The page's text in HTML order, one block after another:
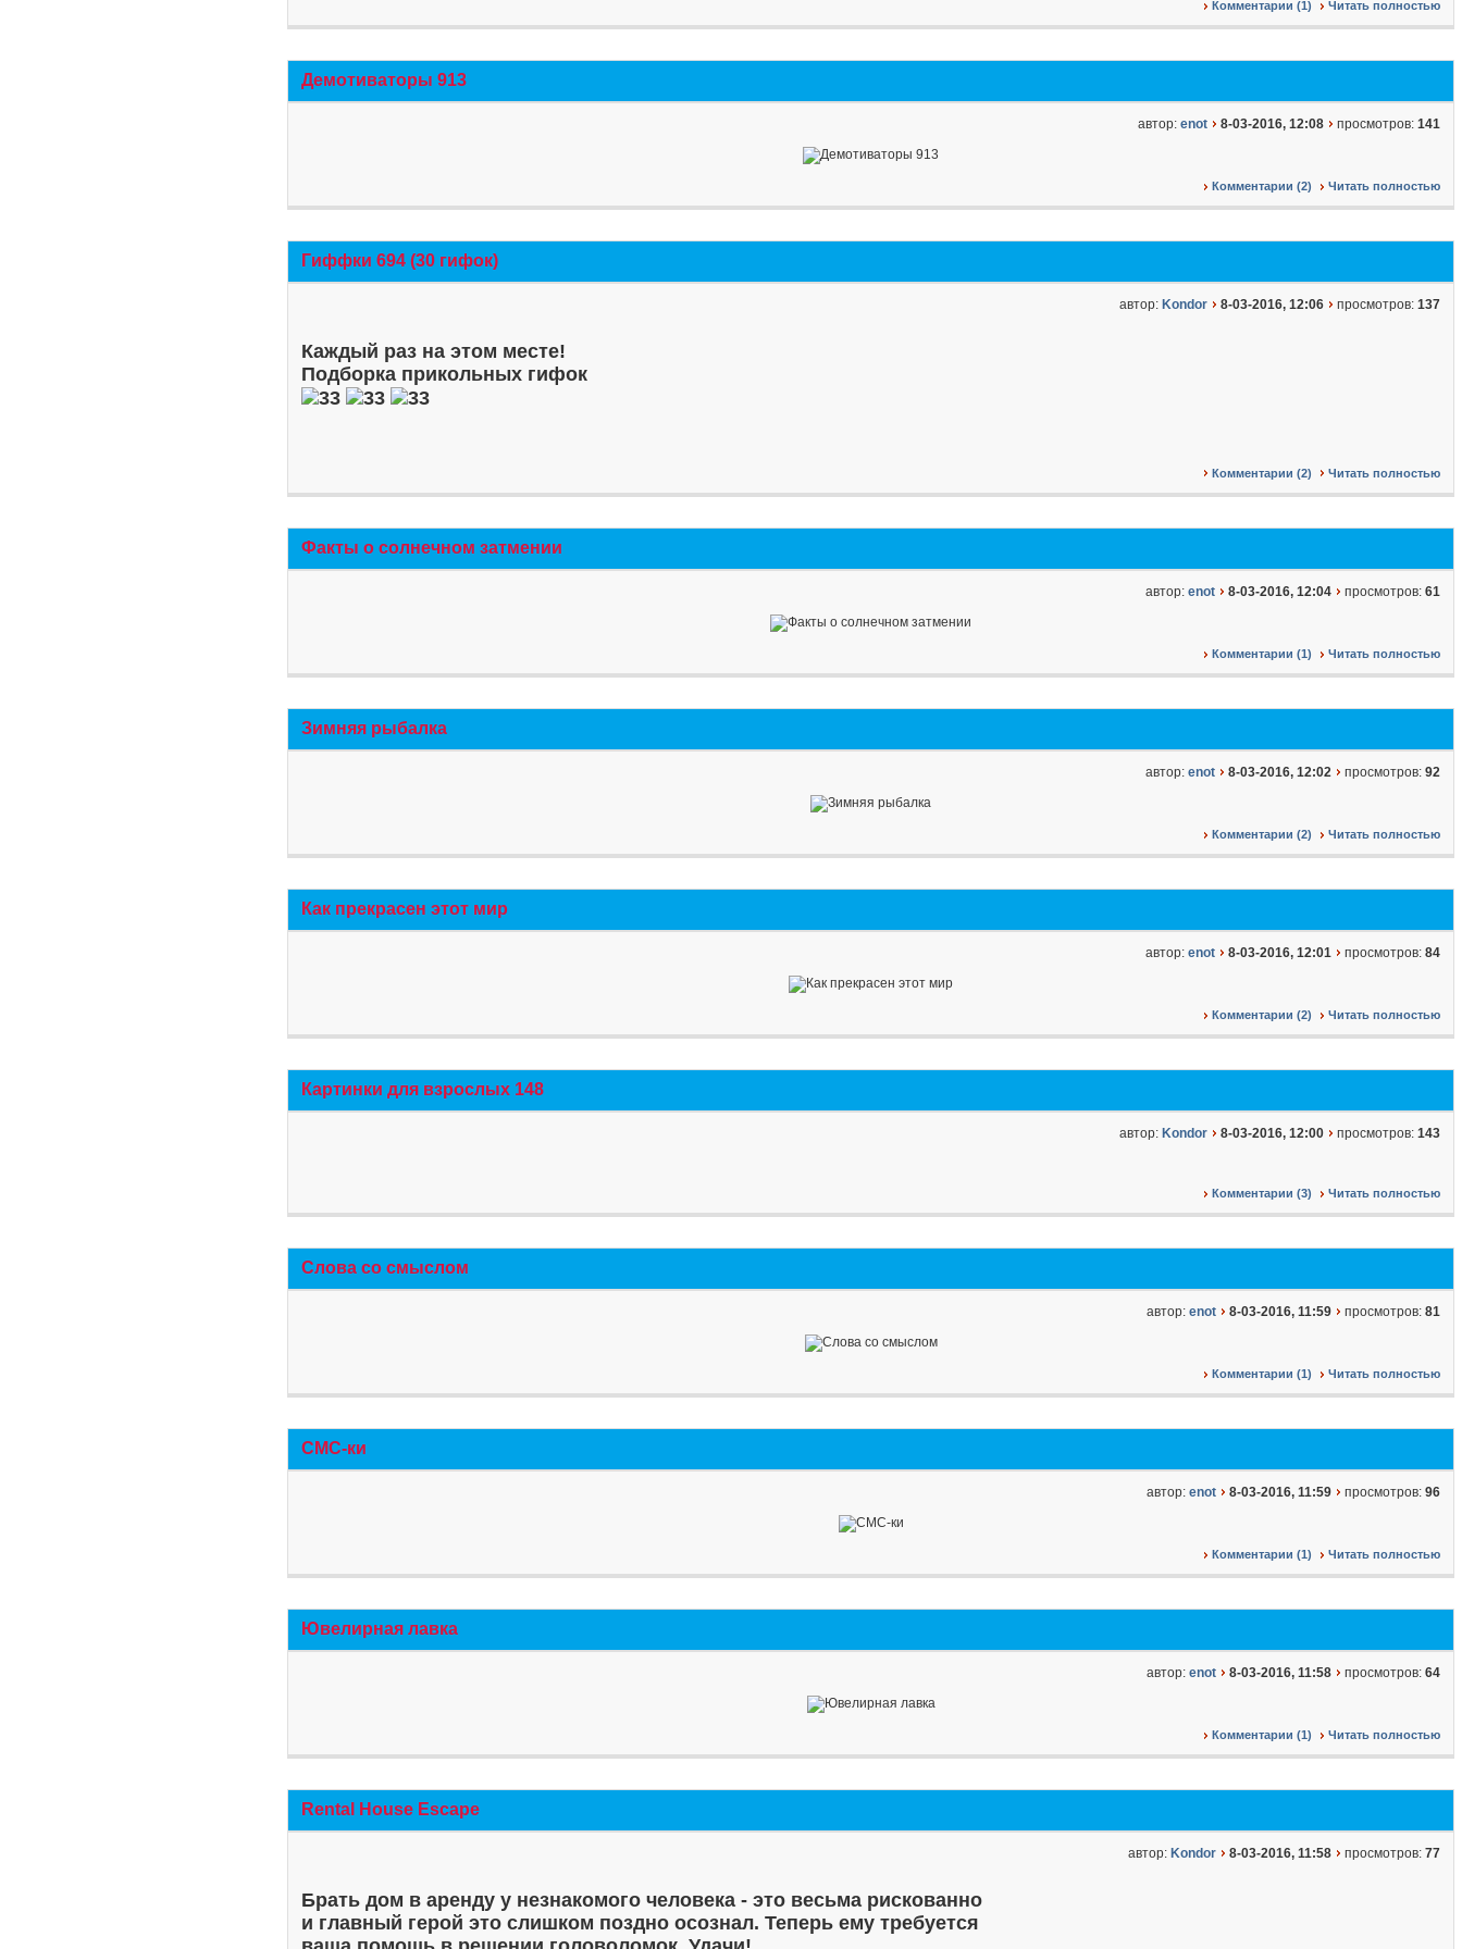
Комментарии (1) Читать полностью
Демотиваторы 913
автор: enot 8-03-2016, 12:08 просмотров: 141
Комментарии (2) Читать полностью
Гиффки 694 (30 гифок)
автор: Kondor 8-03-2016, 12:06 просмотров: 137
Каждый раз на этом месте!
Подборка прикольных гифок
Комментарии (2) Читать полностью
Факты о солнечном затмении
автор: enot 8-03-2016, 12:04 просмотров: 61
Комментарии (1) Читать полностью
Зимняя рыбалка
автор: enot 8-03-2016, 12:02 просмотров: 92
Комментарии (2) Читать полностью
Как прекрасен этот мир
автор: enot 8-03-2016, 12:01 просмотров: 84
Комментарии (2) Читать полностью
Картинки для взрослых 148
автор: Kondor 8-03-2016, 12:00 просмотров: 143
Комментарии (3) Читать полностью
Слова со смыслом
автор: enot 8-03-2016, 11:59 просмотров: 81
Комментарии (1) Читать полностью
СМС-ки
автор: enot 8-03-2016, 11:59 просмотров: 96
Комментарии (1) Читать полностью
Ювелирная лавка
автор: enot 8-03-2016, 11:58 просмотров: 64
Комментарии (1) Читать полностью
Rental House Escape
автор: Kondor 8-03-2016, 11:58 просмотров: 77
Брать дом в аренду у незнакомого человека - это весьма рискованно
и главный герой это слишком поздно осознал. Теперь ему требуется